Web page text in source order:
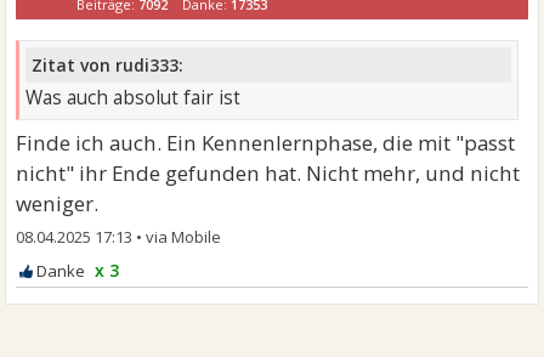
Beiträge: 7092 Danke: 17353
Zitat von rudi333:
Was auch absolut fair ist
Finde ich auch. Ein Kennenlernphase, die mit "passt
nicht" ihr Ende gefunden hat. Nicht mehr, und nicht
weniger.
08.04.2025 17:13 •
x 3